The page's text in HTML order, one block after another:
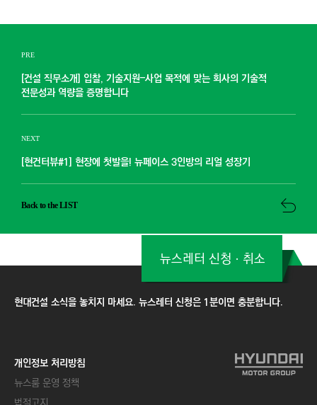
PRE
[건설 직무소개] 입찰, 기술지원–사업 목적에 맞는 회사의 기술적
전문성과 역량을 증명합니다
NEXT
[현건터뷰#1] 현장에 첫발을! 뉴페이스 3인방의 리얼 성장기
Back to the LIST
현대건설 소식을 놓치지 마세요. 뉴스레터 신청은 1분이면 충분합니다.
뉴스레터 신청ㆍ취소
개인정보 처리방침
뉴스룸 운영 정책